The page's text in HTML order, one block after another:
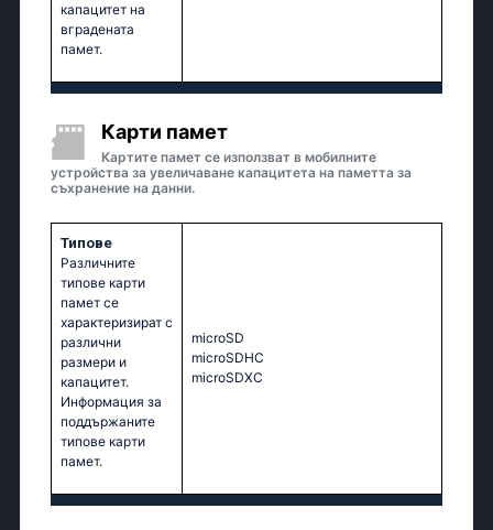
капацитет на
вградената
памет.
Карти памет
Картите памет се използват в мобилните
устройства за увеличаване капацитета на паметта за
съхранение на данни.
Типове
Различните
типове карти
памет се
характеризират с
различни
размери и
капацитет.
Информация за
поддържаните
типове карти
памет.
microSD
microSDHC
microSDXC